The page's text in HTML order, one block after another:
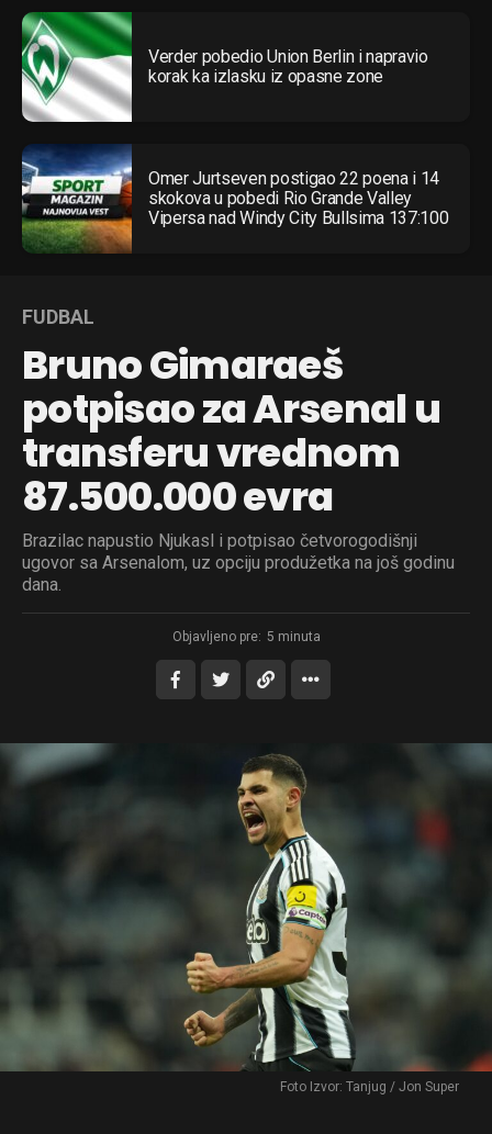
Verder pobedio Union Berlin i napravio
korak ka izlasku iz opasne zone
Omer Jurtseven postigao 22 poena i 14
skokova u pobedi Rio Grande Valley
Vipersa nad Windy City Bullsima 137:100
FUDBAL
Bruno Gimaraeš
potpisao za Arsenal u
transferu vrednom
87.500.000 evra
Brazilac napustio Njukasl i potpisao četvorogodišnji
ugovor sa Arsenalom, uz opciju produžetka na još godinu
dana.
Objavljeno pre: 5 minuta
Foto Izvor: Tanjug / Jon Super